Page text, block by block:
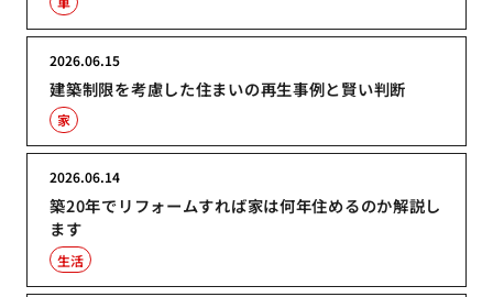
建築制限を考慮した住まいの再生事例と賢い判断
2026.06.15
家
築20年でリフォームすれば家は何年住めるのか解説し
ます
2026.06.14
生活